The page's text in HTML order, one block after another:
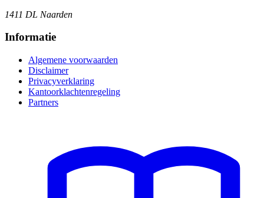
1411 DL Naarden
Informatie
Algemene voorwaarden
Disclaimer
Privacyverklaring
Kantoorklachtenregeling
Partners